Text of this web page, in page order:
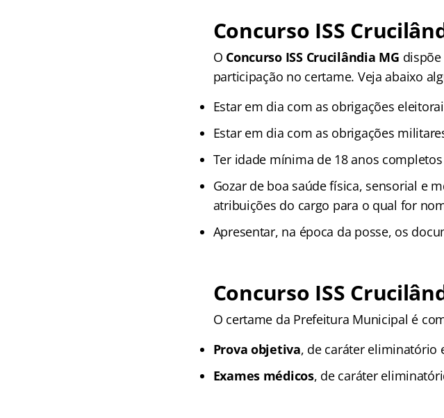
Concurso ISS
O Concurso ISS Crucilândia MG
participação no certame. Veja abaixo
Estar em dia com as obrigações
Estar em dia com as obrigações
Ter idade mínima de 18 anos
Gozar de boa saúde física, sensorial e
atribuições do cargo para o qual for
Apresentar, na época da posse, os
Concurso ISS
O certame da Prefeitura Municipal é
Prova objetiva, de caráter eliminatório
Exames médicos, de caráter